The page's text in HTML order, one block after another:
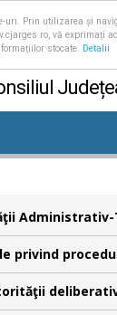
uri. Prin utilizarea și
vă exprimați
stocate.
Detalii
privind